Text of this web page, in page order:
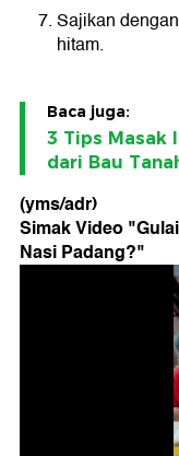
Sajikan
hitam.
Baca juga:
3 Tips Masak
dari Bau
(yms/adr)
Simak Video "
Nasi Padang?"